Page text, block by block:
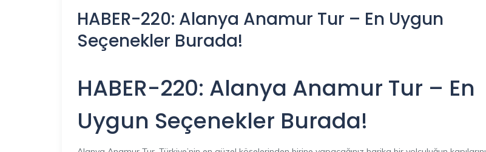
HABER-220: Alanya Anamur Tur – En Uygun
Seçenekler Burada!
HABER-220: Alanya Anamur Tur – En
Uygun Seçenekler Burada!